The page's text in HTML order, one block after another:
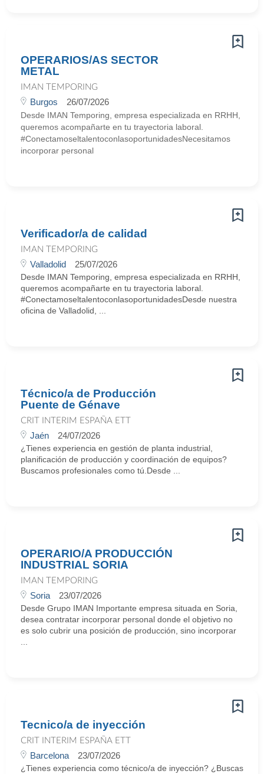
OPERARIOS/AS SECTOR
METAL
IMAN TEMPORING
Burgos 26/07/2026
Desde IMAN Temporing, empresa especializada en RRHH,
queremos acompañarte en tu trayectoria laboral.
#ConectamoseltalentoconlasoportunidadesNecesitamos
incorporar personal
Verificador/a de calidad
IMAN TEMPORING
Valladolid 25/07/2026
Desde IMAN Temporing, empresa especializada en RRHH,
queremos acompañarte en tu trayectoria laboral.
#ConectamoseltalentoconlasoportunidadesDesde nuestra
oficina de Valladolid, ...
Técnico/a de Producción
Puente de Génave
CRIT INTERIM ESPAÑA ETT
Jaén 24/07/2026
¿Tienes experiencia en gestión de planta industrial,
planificación de producción y coordinación de equipos?
Buscamos profesionales como tú.Desde ...
OPERARIO/A PRODUCCIÓN
INDUSTRIAL SORIA
IMAN TEMPORING
Soria 23/07/2026
Desde Grupo IMAN Importante empresa situada en Soria,
desea contratar incorporar personal donde el objetivo no
es solo cubrir una posición de producción, sino incorporar
Tecnico/a de inyección
CRIT INTERIM ESPAÑA ETT
Barcelona 23/07/2026
¿Tienes experiencia como técnico/a de inyección? ¿Buscas